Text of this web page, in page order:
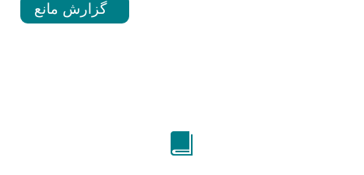
گزارش مانع